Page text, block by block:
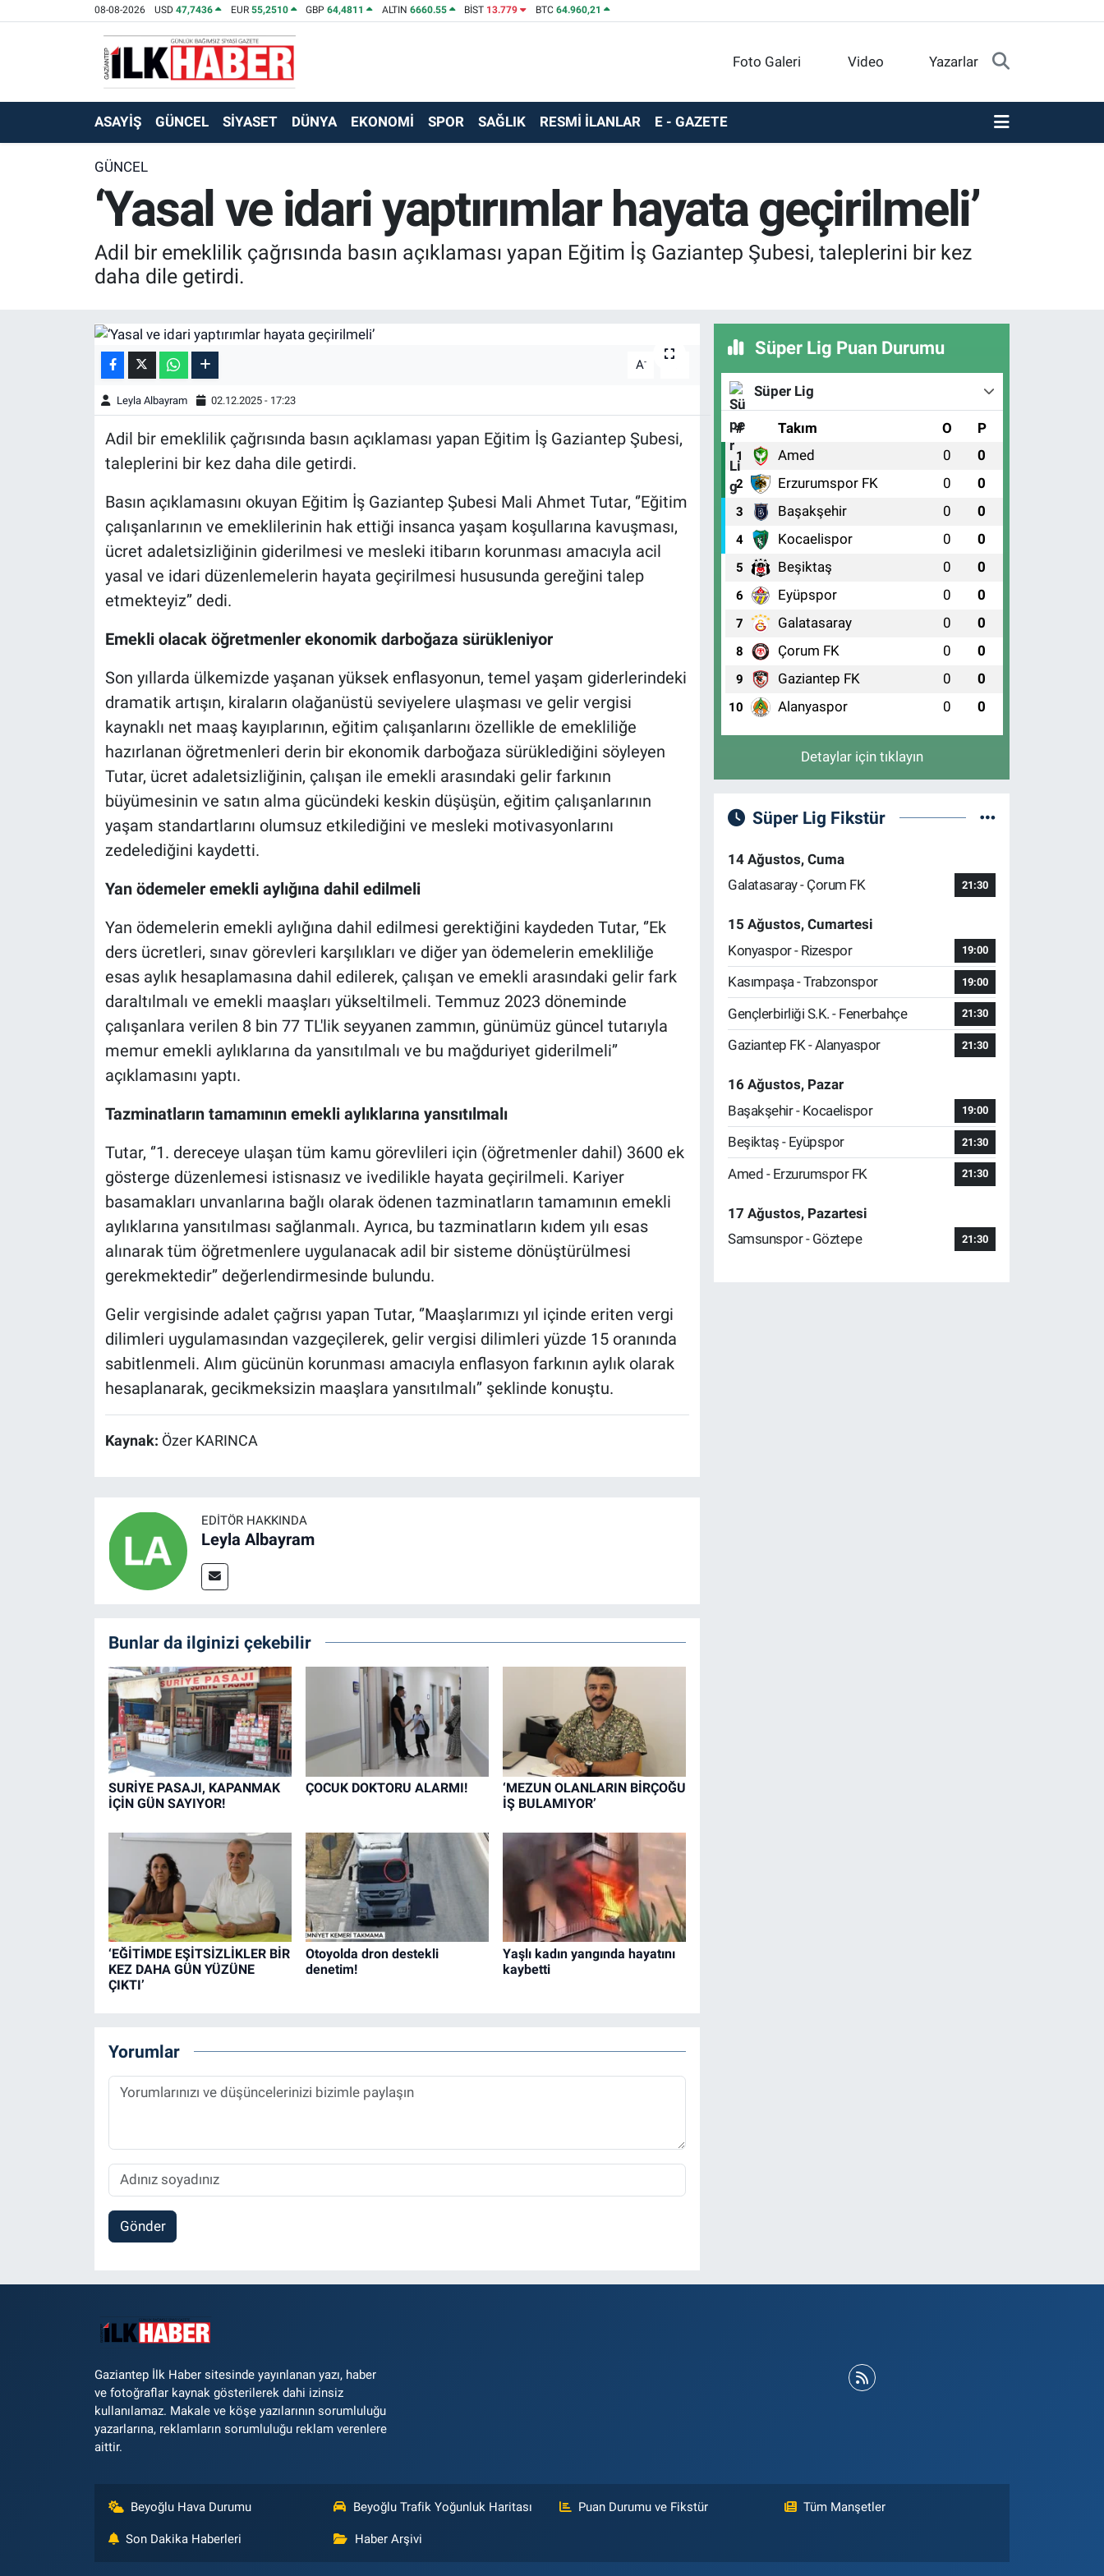
08-08-2026 USD47,7436 EUR 55,2510 GBP64,4811 ALTIN 6660.55 BİST 13.779 BTC 64.960,21
Foto Galeri Video Yazarlar
ASAYİŞ GÜNCEL SİYASET DÜNYA EKONOMİ SPOR SAĞLIK RESMİ İLANLAR E - GAZETE
GÜNCEL
‘Yasal ve idari yaptırımlar hayata geçirilmeli’
Adil bir emeklilik çağrısında basın açıklaması yapan Eğitim İş Gaziantep Şubesi, taleplerini bir kez
daha dile getirdi.
A-
Leyla Albayram 02.12.2025 - 17:23
Adil bir emeklilik çağrısında basın açıklaması yapan Eğitim İş Gaziantep Şubesi,
taleplerini bir kez daha dile getirdi.
Basın açıklamasını okuyan Eğitim İş Gaziantep Şubesi Mali Ahmet Tutar, ‘’Eğitim
çalışanlarının ve emeklilerinin hak ettiği insanca yaşam koşullarına kavuşması,
ücret adaletsizliğinin giderilmesi ve mesleki itibarın korunması amacıyla acil
yasal ve idari düzenlemelerin hayata geçirilmesi hususunda gereğini talep
etmekteyiz’’ dedi.
Emekli olacak öğretmenler ekonomik darboğaza sürükleniyor
Son yıllarda ülkemizde yaşanan yüksek enflasyonun, temel yaşam giderlerindeki
dramatik artışın, kiraların olağanüstü seviyelere ulaşması ve gelir vergisi
kaynaklı net maaş kayıplarının, eğitim çalışanlarını özellikle de emekliliğe
hazırlanan öğretmenleri derin bir ekonomik darboğaza sürüklediğini söyleyen
Tutar, ücret adaletsizliğinin, çalışan ile emekli arasındaki gelir farkının
büyümesinin ve satın alma gücündeki keskin düşüşün, eğitim çalışanlarının
yaşam standartlarını olumsuz etkilediğini ve mesleki motivasyonlarını
zedelediğini kaydetti.
Yan ödemeler emekli aylığına dahil edilmeli
Yan ödemelerin emekli aylığına dahil edilmesi gerektiğini kaydeden Tutar, ‘’Ek
ders ücretleri, sınav görevleri karşılıkları ve diğer yan ödemelerin emekliliğe
esas aylık hesaplamasına dahil edilerek, çalışan ve emekli arasındaki gelir fark
daraltılmalı ve emekli maaşları yükseltilmeli. Temmuz 2023 döneminde
çalışanlara verilen 8 bin 77 TL'lik seyyanen zammın, günümüz güncel tutarıyla
memur emekli aylıklarına da yansıtılmalı ve bu mağduriyet giderilmeli’’
açıklamasını yaptı.
Tazminatların tamamının emekli aylıklarına yansıtılmalı
Tutar, ‘’1. dereceye ulaşan tüm kamu görevlileri için (öğretmenler dahil) 3600 ek
gösterge düzenlemesi istisnasız ve ivedilikle hayata geçirilmeli. Kariyer
basamakları unvanlarına bağlı olarak ödenen tazminatların tamamının emekli
aylıklarına yansıtılması sağlanmalı. Ayrıca, bu tazminatların kıdem yılı esas
alınarak tüm öğretmenlere uygulanacak adil bir sisteme dönüştürülmesi
gerekmektedir’’ değerlendirmesinde bulundu.
Gelir vergisinde adalet çağrısı yapan Tutar, ‘’Maaşlarımızı yıl içinde eriten vergi
dilimleri uygulamasından vazgeçilerek, gelir vergisi dilimleri yüzde 15 oranında
sabitlenmeli. Alım gücünün korunması amacıyla enflasyon farkının aylık olarak
hesaplanarak, gecikmeksizin maaşlara yansıtılmalı’’ şeklinde konuştu.
Kaynak: Özer KARINCA
EDITÖR HAKKINDA
Leyla Albayram
Bunlar da ilginizi çekebilir
SURİYE PASAJI, KAPANMAK
İÇİN GÜN SAYIYOR!
ÇOCUK DOKTORU ALARMI!
‘MEZUN OLANLARIN BİRÇOĞU
İŞ BULAMIYOR’
‘EĞİTİMDE EŞİTSİZLİKLER BİR
KEZ DAHA GÜN YÜZÜNE
ÇIKTI’
Otoyolda dron destekli
denetim!
Yaşlı kadın yangında hayatını
kaybetti
Yorumlar
Gönder
Süper Lig Puan Durumu
Süper Lig
# Takım O P
1 Amed 0 0
2 Erzurumspor FK 0 0
3 Başakşehir 0 0
4 Kocaelispor 0 0
5 Beşiktaş 0 0
6 Eyüpspor 0 0
7 Galatasaray 0 0
8 Çorum FK 0 0
9 Gaziantep FK 0 0
10 Alanyaspor 0 0
Detaylar için tıklayın
Süper Lig Fikstür
14 Ağustos, Cuma
Galatasaray - Çorum FK
21:30
15 Ağustos, Cumartesi
Konyaspor - Rizespor
19:00
Kasımpaşa - Trabzonspor 19:00
Gençlerbirliği S.K. - Fenerbahçe 21:30
Gaziantep FK - Alanyaspor 21:30
16 Ağustos, Pazar
Başakşehir - Kocaelispor
19:00
Beşiktaş - Eyüpspor 21:30
Amed - Erzurumspor FK 21:30
17 Ağustos, Pazartesi
Samsunspor - Göztepe
21:30
Gaziantep İlk Haber sitesinde yayınlanan yazı, haber
ve fotoğraflar kaynak gösterilerek dahi izinsiz
kullanılamaz. Makale ve köşe yazılarının sorumluluğu
yazarlarına, reklamların sorumluluğu reklam verenlere
aittir.
Beyoğlu Hava Durumu Beyoğlu Trafik Yoğunluk Haritası Puan Durumu ve Fikstür Tüm Manşetler
Son Dakika Haberleri Haber Arşivi
EKONOMİ
SİYASET
SAĞLIK
TEKNOLOJİ
KÜLTÜR - SANAT
Beyoğlu Hava Durumu
Beyoğlu Trafik Yoğunluk Haritası
Süper Lig Puan Durumu ve Fikstür
Tüm Manşetler
Son Dakika Haberleri
Haber Arşivi